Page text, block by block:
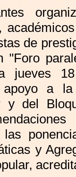
de
"Foro
jueves
apoyo a
y del
y